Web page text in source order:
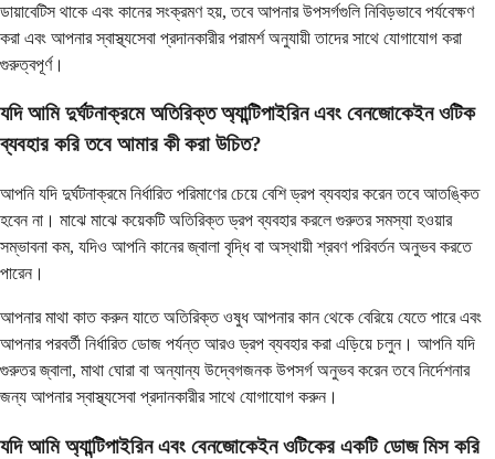
ডায়াবেটিস থাকে এবং কানের সংক্রমণ হয়, তবে আপনার উপসর্গগুলি নিবিড়ভাবে পর্যবেক্ষণ
করা এবং আপনার স্বাস্থ্যসেবা প্রদানকারীর পরামর্শ অনুযায়ী তাদের সাথে যোগাযোগ করা
গুরুত্বপূর্ণ।
যদি আমি দুর্ঘটনাক্রমে অতিরিক্ত অ্যান্টিপাইরিন এবং বেনজোকেইন ওটিক
ব্যবহার করি তবে আমার কী করা উচিত?
আপনি যদি দুর্ঘটনাক্রমে নির্ধারিত পরিমাণের চেয়ে বেশি ড্রপ ব্যবহার করেন তবে আতঙ্কিত
হবেন না। মাঝে মাঝে কয়েকটি অতিরিক্ত ড্রপ ব্যবহার করলে গুরুতর সমস্যা হওয়ার
সম্ভাবনা কম, যদিও আপনি কানের জ্বালা বৃদ্ধি বা অস্থায়ী শ্রবণ পরিবর্তন অনুভব করতে
পারেন।
আপনার মাথা কাত করুন যাতে অতিরিক্ত ওষুধ আপনার কান থেকে বেরিয়ে যেতে পারে এবং
আপনার পরবর্তী নির্ধারিত ডোজ পর্যন্ত আরও ড্রপ ব্যবহার করা এড়িয়ে চলুন। আপনি যদি
গুরুতর জ্বালা, মাথা ঘোরা বা অন্যান্য উদ্বেগজনক উপসর্গ অনুভব করেন তবে নির্দেশনার
জন্য আপনার স্বাস্থ্যসেবা প্রদানকারীর সাথে যোগাযোগ করুন।
যদি আমি অ্যান্টিপাইরিন এবং বেনজোকেইন ওটিকের একটি ডোজ মিস করি